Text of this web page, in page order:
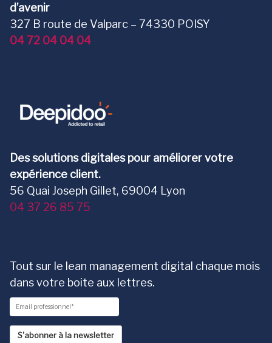
d’avenir
327 B route de Valparc – 74330 POISY
04 72 04 04 04
Des solutions digitales pour améliorer votre
expérience client.
56 Quai Joseph Gillet, 69004 Lyon
04 37 26 85 75
Tout sur le lean management digital chaque mois
dans votre boite aux lettres.
S'abonner à la newsletter